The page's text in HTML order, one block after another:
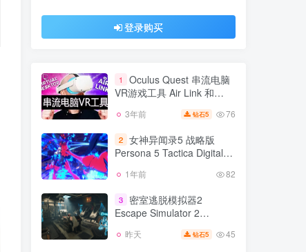
登录购买
1
Oculus Quest 串流电脑
VR游戏工具 Air Link 和
式 3年前 钻石5 76
2 女神异闻录5 战略版
Persona 5 Tactica Digital
器整合版 官方中文
1年前 82
3
密室逃脱模拟器2
Escape Simulator 2
v20448r版 密室逃脱模拟器
1 v38841r版 集成全DLC 官
昨天 钻石5 45
免费 免费
1
Oculus Quest 串流电脑
VR游戏工具 Air Link 和
Virtual Desktop快捷兼容方
式3年前 钻石5
2
女神异闻录5 战略版
Deluxe Edition v1.0.2模拟
器整合版 官方中文
1年前
3
密室逃脱模拟器2